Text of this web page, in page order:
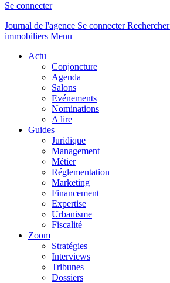
Se connecter
Journal de l'agence Se connecterRechercher
immobiliers Menu
Actu
Conjoncture
Agenda
Salons
Evénements
Nominations
A lire
Guides
Juridique
Management
Métier
Réglementation
Marketing
Financement
Expertise
Urbanisme
Fiscalité
Zoom
Stratégies
Interviews
Tribunes
Dossiers